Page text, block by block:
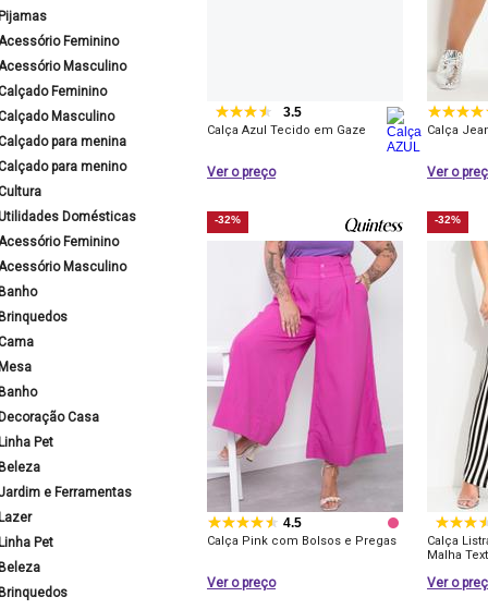
Feminino
Masculino
Feminino
Masculino
para menina
para menino
Domésticas
Feminino
Masculino
Casa
Pet
e Ferramentas
Pet
3.5
Calça Azul Tecido em Gaze
Ver o preço
Calça
Ver o
-32%
4.5
Calça Pink com Bolsos e Pregas
Ver o preço
-32%
Calça
Malha
Ver o